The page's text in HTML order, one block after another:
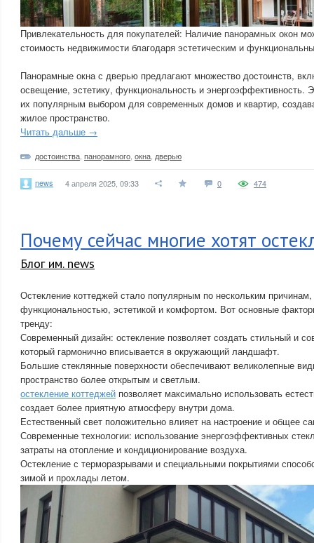
Привлекательность для покупателей: Наличие панорамных окон
стоимость недвижимости благодаря эстетическим и
Панорамные окна с дверью предлагают множество достоинств,
освещение, эстетику, функциональность и энергоэффективность.
их популярным выбором для современных домов и квартир,
жилое пространство.
Читать дальше →
достоинства панорамного окна дверью
news 4 апреля 2025, 09:33 0 474
Почему сейчас многие хотят
Блог им. news
Остекление коттеджей стало популярным по нескольким
функциональностью, эстетикой и комфортом. Вот основные
тренду:
Современный дизайн: остекление позволяет создать стильный и
который гармонично вписывается в окружающий ландшафт.
Большие стеклянные поверхности обеспечивают великолепные
пространство более открытым и светлым.
остекление коттеджей позволяет максимально использовать
создает более приятную атмосферу внутри дома.
Естественный свет положительно влияет на настроение и общее
Современные технологии: использование энергоэффективных
затраты на отопление и кондиционирование воздуха.
Остекление с терморазрывами и специальными покрытиями
зимой и прохлады летом.